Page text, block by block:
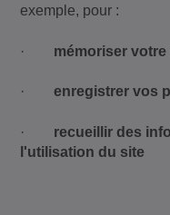
exemple, pour :
· mémoriser
·enregistrer vos
· recueillir des
l'utilisation du site